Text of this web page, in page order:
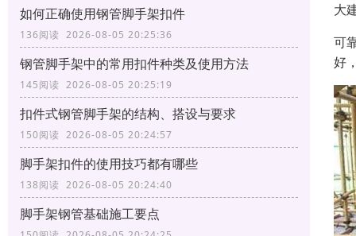
如何正确使用钢管脚手架扣件
136阅读 2026-08-05 20:25:36
钢管脚手架中的常用扣件种类及使用方法
145阅读 2026-08-05 20:25:19
扣件式钢管脚手架的结构、搭设与要求
150阅读 2026-08-05 20:24:57
脚手架扣件的使用技巧都有哪些
138阅读 2026-08-05 20:24:40
脚手架钢管基础施工要点
大
可
好